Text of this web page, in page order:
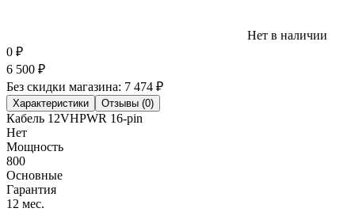
Нет в наличии
0 ₽
6 500 ₽
Без скидки магазина: 7 474 ₽
Характеристики Отзывы (0)
Кабель 12VHPWR 16-pin
Нет
Мощность
800
Основные
Гарантия
12 мес.